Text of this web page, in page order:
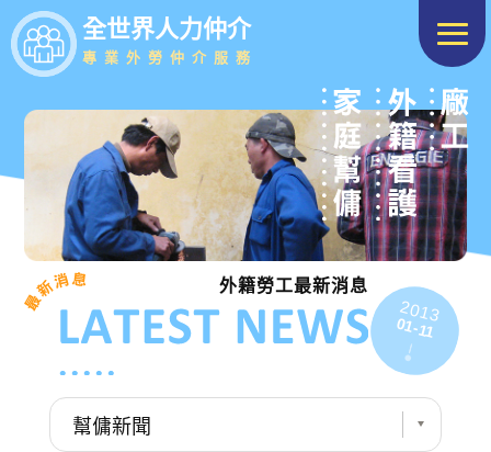
全世界人力仲介
專業外勞仲介服務
外籍勞工最新消息
2013
01-11